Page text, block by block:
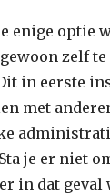
enige optie
zelf te
in eerste
met
je er niet
in dat